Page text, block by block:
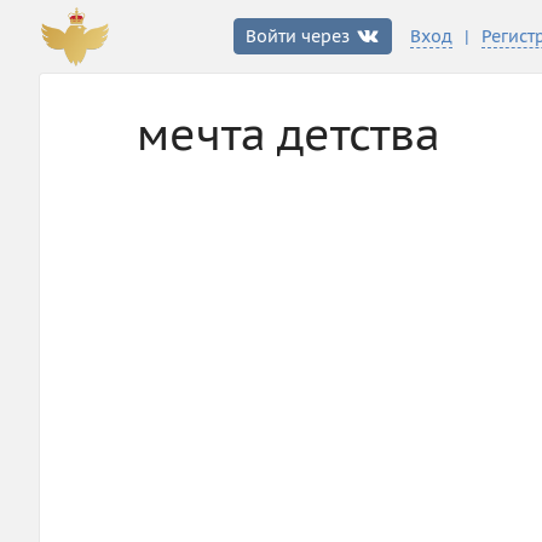
Войти через Вход |
мечта детства